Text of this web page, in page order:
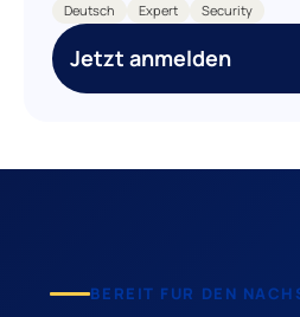
Deutsch Expert Security
Jetzt anmelden
BEREIT FUR DEN